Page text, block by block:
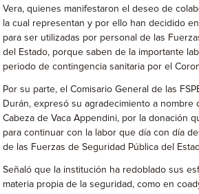
Vera, quienes manifestaron el deseo de
la cual representan y por ello han decidido
para ser utilizadas por personal de las
del Estado, porque saben de la importante
periodo de contingencia sanitaria por el
Por su parte, el Comisario General de las
Durán, expresó su agradecimiento a nombre
Cabeza de Vaca Appendini, por la donación
para continuar con la labor que día con día
de las Fuerzas de Seguridad Pública del
Señaló que la institución ha redoblado sus
materia propia de la seguridad, como en